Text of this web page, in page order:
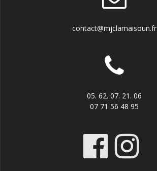
contact@mjclamaisoun.fr
05. 62. 07. 21. 06
07 71 56 48 95